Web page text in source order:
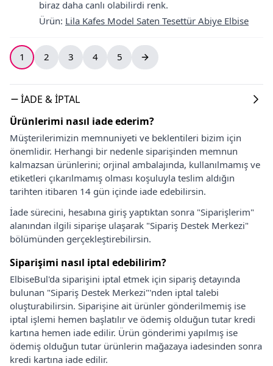
biraz daha canlı olabilirdi renk.
Ürün: Lila Kafes Model Saten Tesettür Abiye Elbise
1 2 3 4 5
İADE & İPTAL
Ürünlerimi nasıl iade ederim?
Müşterilerimizin memnuniyeti ve beklentileri bizim için
önemlidir. Herhangi bir nedenle siparişinden memnun
kalmazsan ürünlerini; orjinal ambalajında, kullanılmamış ve
etiketleri çıkarılmamış olması koşuluyla teslim aldığın
tarihten itibaren 14 gün içinde iade edebilirsin.
İade sürecini, hesabına giriş yaptıktan sonra "Siparişlerim"
alanından ilgili siparişe ulaşarak "Sipariş Destek Merkezi"
bölümünden gerçekleştirebilirsin.
Siparişimi nasıl iptal edebilirim?
ElbiseBul'da siparişini iptal etmek için sipariş detayında
bulunan "Sipariş Destek Merkezi"'nden iptal talebi
oluşturabilirsin. Siparişine ait ürünler gönderilmemiş ise
iptal işlemi hemen başlatılır ve ödemiş olduğun tutar kredi
kartına hemen iade edilir. Ürün gönderimi yapılmış ise
ödemiş olduğun tutar ürünlerin mağazaya iadesinden sonra
kredi kartına iade edilir.